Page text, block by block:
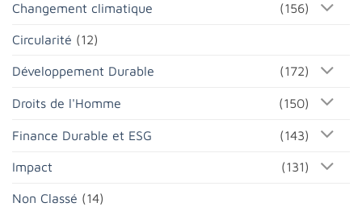
Changement climatique (156)
Circularité (12)
Développement Durable (172)
Droits de l'Homme (150)
Finance Durable et ESG (143)
Impact (131)
Non Classé (14)